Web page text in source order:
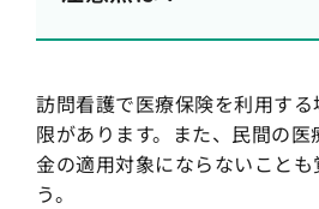
訪問看護で医療保険を利用す
限があります。また、民間の
金の適用対象にならないことも
う。